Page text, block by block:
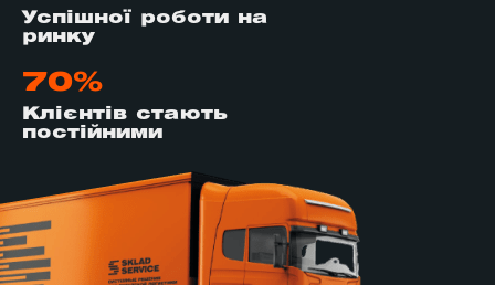
Успішної роботи на
ринку
70%
Клієнтів стають
постійними